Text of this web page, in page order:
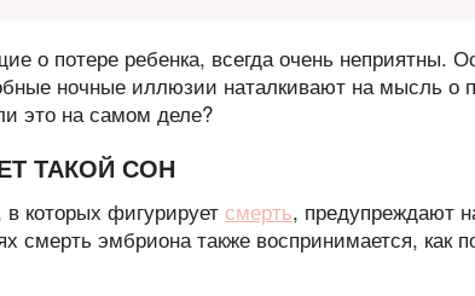
о потере ребенка, всегда очень неприятны.
ночные иллюзии наталкивают на мысль о
это на самом деле?
ТАКОЙ СОН
которых фигурирует смерть, предупреждают
смерть эмбриона также воспринимается, как